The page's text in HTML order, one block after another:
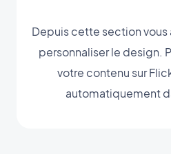
Depuis cette section vous
personnaliser le design.
votre contenu sur
automatiquement